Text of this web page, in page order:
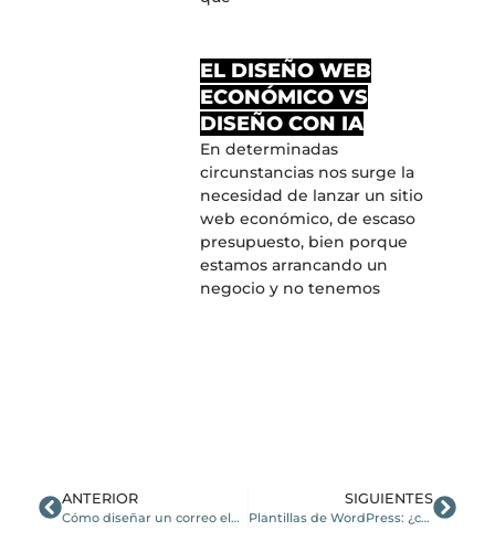
EL DISEÑO WEB
ECONÓMICO VS
DISEÑO CON IA
En determinadas
circunstancias nos surge la
necesidad de lanzar un sitio
web económico, de escaso
presupuesto, bien porque
estamos arrancando un
negocio y no tenemos
ANTERIOR
Cómo diseñar un correo electrónico en HTML
SIGUIENTES
Plantillas de WordPress: ¿cómo elegir una?